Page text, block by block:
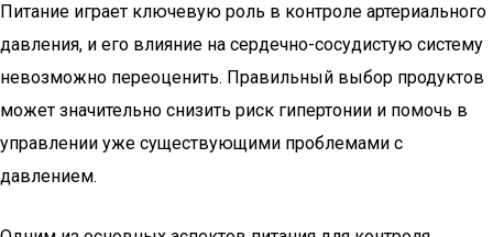
Питание играет ключевую роль в контроле артериального
давления, и его влияние на сердечно-сосудистую систему
невозможно переоценить. Правильный выбор продуктов
может значительно снизить риск гипертонии и помочь в
управлении уже существующими проблемами с
давлением.